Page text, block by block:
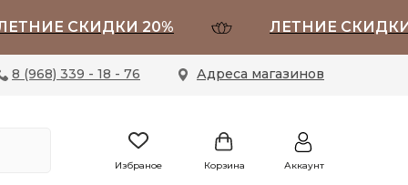
СКИДКИ 20% ЛЕТНИЕ СКИДКИ 20%
Адреса магазинов
8 (968) 339 - 18 - 76
Аккаунт
Корзина
Избраное